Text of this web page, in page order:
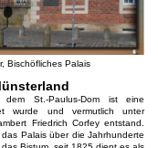
Bischöfliches Palais
St.-Paulus-Dom ist eine
wurde und vermutlich unter
Friedrich Corfey entstand.
Palais über die Jahrhunderte